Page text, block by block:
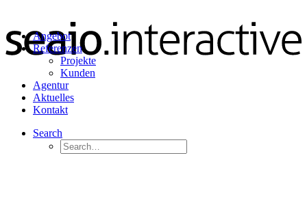
Angebot
Referenzen
Projekte
Kunden
Agentur
Aktuelles
Kontakt
Search